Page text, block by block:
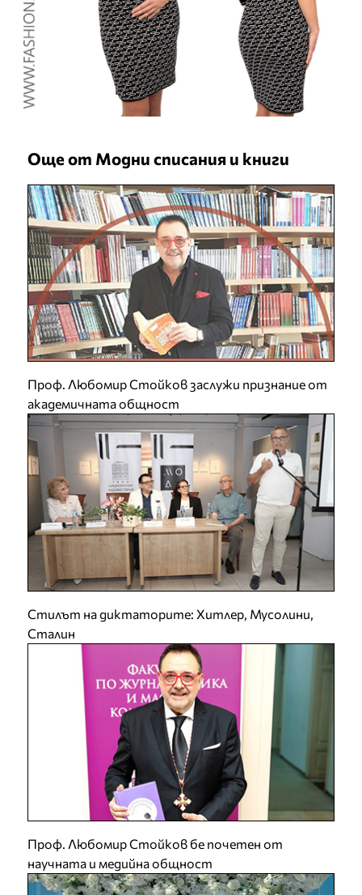
Още от Модни списания и книги
Проф. Любомир Стойков заслужи признание от
академичната общност
Стилът на диктаторите: Хитлер, Мусолини,
Сталин
Проф. Любомир Стойков бе почетен от
научната и медийна общност